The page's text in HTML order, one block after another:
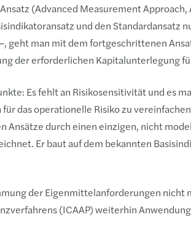
(Advanced Measurement
und den Standardansatz
geht man mit dem fortgeschrittenen
der erforderlichen Kapitalunterlegung
Es fehlt an Risikosensitivität und es
das operationelle Risiko zu
Ansätze durch einen einzigen, nicht
Er baut auf dem bekannten
der Eigenmittelanforderungen nicht
(ICAAP) weiterhin